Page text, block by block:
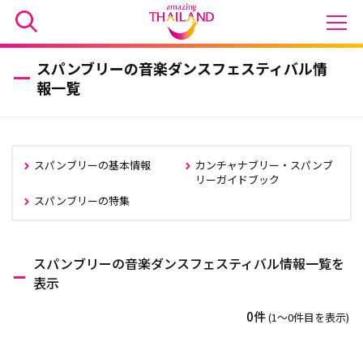
スパンブリーの音楽ダンスフェスティバル情
報一覧
スパンブリーの基本情報
カンチャナブリー・スパンブ
リーガイドブック
スパンブリーの特集
スパンブリーの音楽ダンスフェスティバル情報一覧を
表示
0件(1〜0件目を表示)